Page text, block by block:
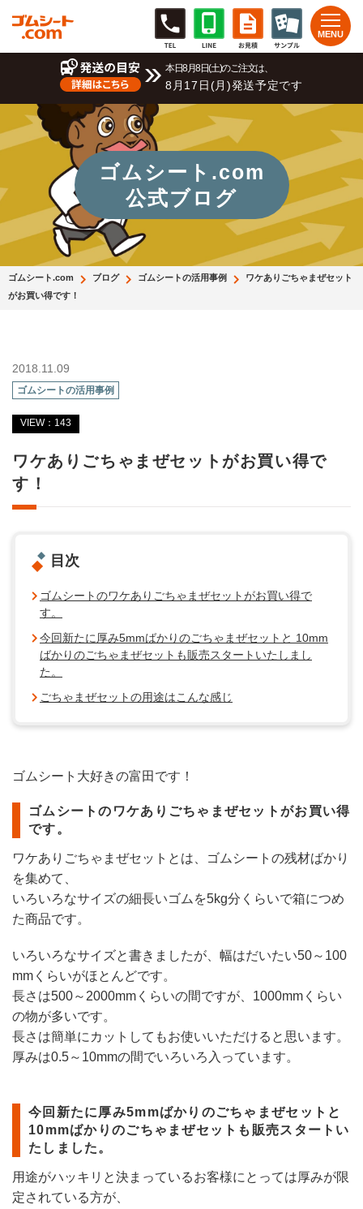
本日8月8日(土)のご注文は、
8月17日(月)発送予定です
ゴムシート.com
公式ブログ
ゴムシート.com ブログ ゴムシートの活用事例
ワケありごちゃまぜセット
がお買い得です！
2018.11.09
ゴムシートの活用事例
VIEW：143
ワケありごちゃまぜセットがお買い得で
す！
目次
ゴムシートのワケありごちゃまぜセットがお買い得で
す。
今回新たに厚み5mmばかりのごちゃまぜセットと 10mm
ばかりのごちゃまぜセットも販売スタートいたしまし
た。
ごちゃまぜセットの用途はこんな感じ
ゴムシート大好きの富田です！
ゴムシートのワケありごちゃまぜセットがお買い得
です。
ワケありごちゃまぜセットとは、ゴムシートの残材ばかり
を集めて
いろいろなサイズの細長いゴムを5kg分くらいで箱につめ
た商品です。
いろいろなサイズと書きましたが、幅はだいたい50～100
mm くらいがほとんどです。
長さは500～2000mmくらいの間ですが、1000mmくらい
の物が多いです。
長さは簡単にカットしてもお使いいただけると 思います。
厚みは0.5～10mmの間でいろいろ入っています。
今回新たに厚み5mmばかりのごちゃまぜセットと
10mmばかり のごちゃまぜセットも販売スタートい
たしました。
用途がハッキリと決まっているお客様にとっては厚みが限
定されている方が、